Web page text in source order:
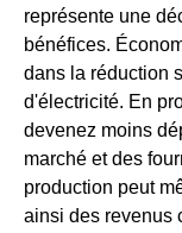
représente une
bénéfices.
dans la réduction
d'électricité. En
devenez moins
marché et des
production peut
ainsi des revenus